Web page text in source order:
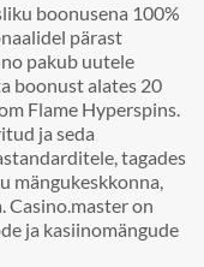
boonusena 100%
pärast
pakub uutele
boonust alates 20
Flame Hyperspins.
ja seda
tagades
mängukeskkonna,
Casino.master on
ja kasiinomängude